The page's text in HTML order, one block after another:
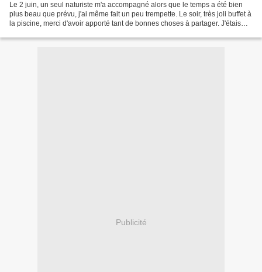
Le 2 juin, un seul naturiste m'a accompagné alors que le temps a été bien
plus beau que prévu, j'ai même fait un peu trempette. Le soir, très joli buffet à
la piscine, merci d'avoir apporté tant de bonnes choses à partager. J'étais
Publicité